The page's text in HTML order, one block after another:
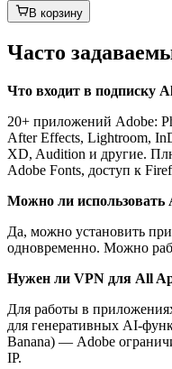
В корзину
Часто
Что входит в подписку
20+ приложений Adobe:
After Effects, Lightroom,
XD, Audition и другие.
Adobe Fonts, доступ к
Можно ли использовать
Да, можно установить
одновременно. Можно
Нужен ли VPN для All
Для работы в
для генеративных AI-
Banana) — Adobe
IP.